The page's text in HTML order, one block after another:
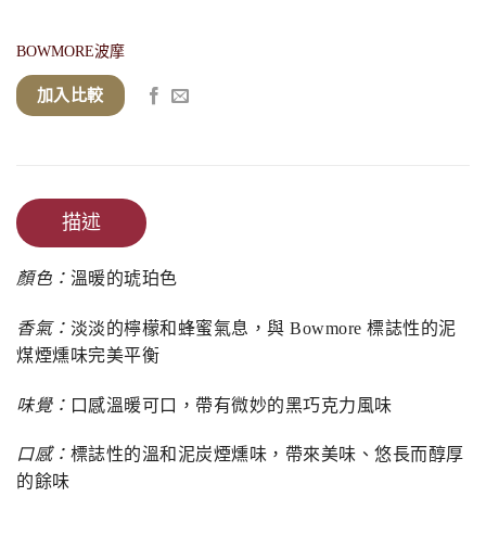
BOWMORE波摩
加入比較
描述
顏色： 溫暖的琥珀色
香氣： 淡淡的檸檬和蜂蜜氣息，與 Bowmore 標誌性的泥
煤煙燻味完美平衡
味覺： 口感溫暖可口，帶有微妙的黑巧克力風味
口感： 標誌性的溫和泥炭煙燻味，帶來美味、悠長而醇厚
的餘味